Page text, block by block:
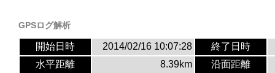
GPSログ解析
開始日時 2014/02/16 10:07:28
終了日時
水平距離
8.39km
沿面距離